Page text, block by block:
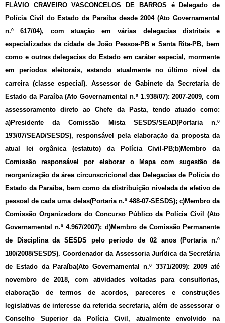
FLÁVIO CRAVEIRO VASCONCELOS DE BARROS é Delegado de
Polícia Civil do Estado da Paraíba desde 2004 (Ato Governamental
n.º 617/04), com atuação em várias delegacias distritais e
especializadas da cidade de João Pessoa-PB e Santa Rita-PB, bem
como e outras delegacias do Estado em caráter especial, mormente
em períodos eleitorais, estando atualmente no último nível da
carreira (classe especial). Assessor de Gabinete da Secretaria de
Estado da Paraíba (Ato Governamental n.º 1.938/07): 2007-2009, com
assessoramento direto ao Chefe da Pasta, tendo atuado como:
a)Presidente da Comissão Mista SESDS/SEAD(Portaria n.º
193/07/SEAD/SESDS), responsável pela elaboração da proposta da
atual lei orgânica (estatuto) da Polícia Civil-PB;b)Membro da
Comissão responsável por elaborar o Mapa com sugestão de
reorganização da área circunscricional das Delegacias de Polícia do
Estado da Paraíba, bem como da distribuição nivelada de efetivo de
pessoal de cada uma delas(Portaria n.º 488-07-SESDS); c)Membro da
Comissão Organizadora do Concurso Público da Polícia Civil (Ato
Governamental n.º 4.967/2007); d)Membro de Comissão Permanente
de Disciplina da SESDS pelo período de 02 anos (Portaria n.º
180/2008/SESDS). Coordenador da Assessoria Jurídica da Secretária
de Estado da Paraíba(Ato Governamental n.º 3371/2009): 2009 até
novembro de 2018, com atividades voltadas para consultorias,
elaboração de termos de acordos, pareceres e construções
legislativas de interesse da referida secretaria, além de assessorar o
Conselho Superior da Polícia Civil, atualmente envolvido na